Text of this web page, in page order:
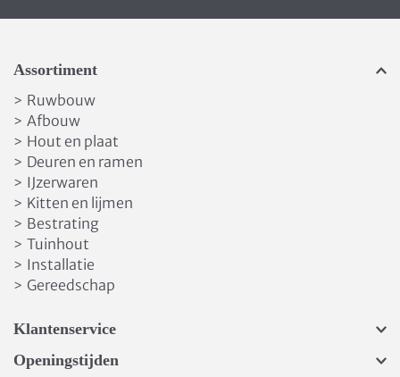
Assortiment
> Ruwbouw
> Afbouw
> Hout en plaat
> Deuren en ramen
> IJzerwaren
> Kitten en lijmen
> Bestrating
> Tuinhout
> Installatie
> Gereedschap
Klantenservice
Openingstijden